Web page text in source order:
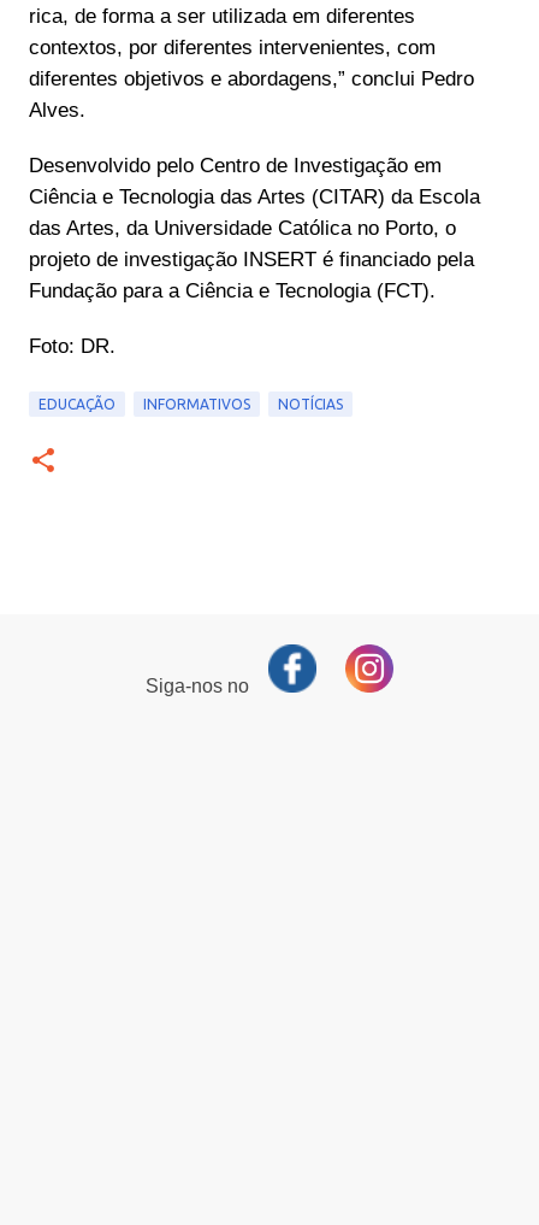
rica, de forma a ser utilizada em diferentes
contextos, por diferentes intervenientes, com
diferentes objetivos e abordagens,” conclui Pedro
Alves.
Desenvolvido pelo Centro de Investigação em
Ciência e Tecnologia das Artes (CITAR) da Escola
das Artes, da Universidade Católica no Porto, o
projeto de investigação INSERT é financiado pela
Fundação para a Ciência e Tecnologia (FCT).
Foto: DR.
EDUCAÇÃO INFORMATIVOS NOTÍCIAS
Siga-nos no